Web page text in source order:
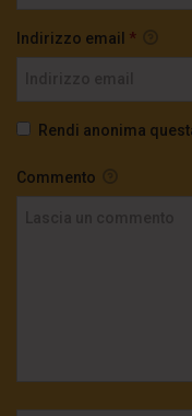
Indirizzo email *
Rendi anonima
Commento